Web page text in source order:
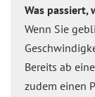
Was passiert,
Wenn Sie
Bereits ab
zudem einen